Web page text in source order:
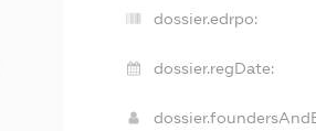
dossier.edrpo:
dossier.regDate: